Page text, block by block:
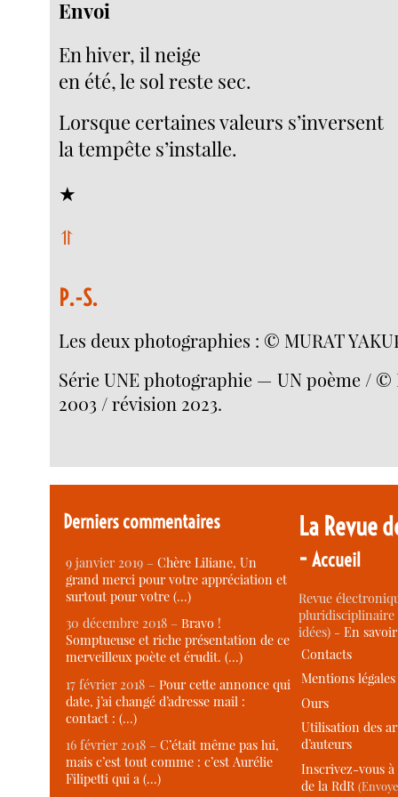
Envoi
En hiver, il neige
en été, le sol reste sec.
Lorsque certaines valeurs s’inversent
la tempête s’installe.
★
⥣
P.-S.
Les deux photographies : © MURAT
Série UNE photographie — UN poème /
2003 / révision 2023.
Derniers commentaires
9 janvier 2019 –Chère Liliane, Un
grand merci pour votre appréciation et
surtout pour votre (…)
30 décembre 2018 –Bravo !
Somptueuse et riche présentation de ce
merveilleux poète et érudit. (…)
17 février 2018 –Pour cette annonce qui
date, j’ai changé d’adresse mail :
contact : (…)
16 février 2018 –C’était même pas lui,
mais c’est tout comme : c’est Aurélie
Filipetti qui a (…)
La Revue
-Accueil
Revue
idées) -En
Contacts
Mentions légales
Ours
Utilisation des
d’auteurs
Inscrivez-vous
de la RdR